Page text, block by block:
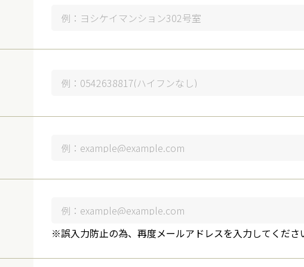
※誤入力防止の為、再度メールアドレスを入力してくださ